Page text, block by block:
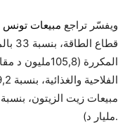
ويفسّر تراجع مبيعات تونس
مليار د).